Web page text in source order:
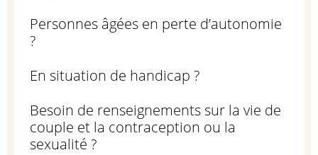
Personnes âgées en perte d’autonomie
?
En situation de handicap ?
Besoin de renseignements sur la vie de
couple et la contraception ou la
sexualité ?